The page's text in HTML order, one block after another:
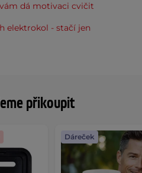
přikoupit
Dáreček
dá motivaci cvičit
elektrokol - stačí jen